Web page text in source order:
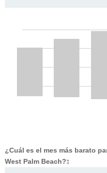
¿Cuál es el mes más barato
West Palm Beach?‡